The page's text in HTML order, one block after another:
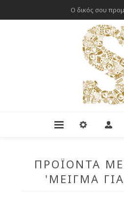
Ο δικός σου
ΠΡΟΪΌΝΤΑ ΜΕ
'ΜΕΊΓΜΑ